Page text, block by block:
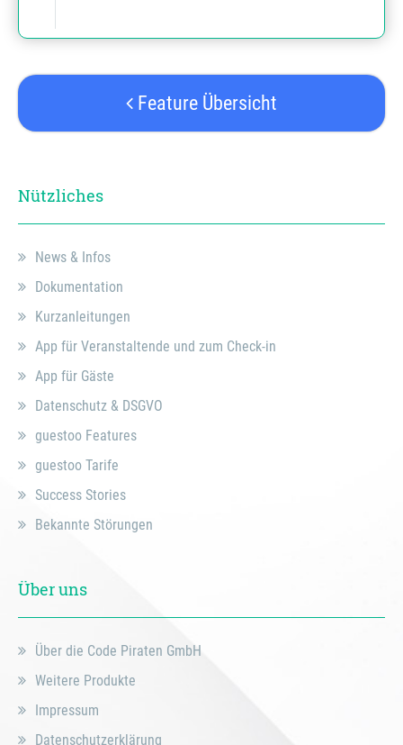
Feature Übersicht
Nützliches
News & Infos
Dokumentation
Kurzanleitungen
App für Veranstaltende und zum Check-in
App für Gäste
Datenschutz & DSGVO
guestoo Features
guestoo Tarife
Success Stories
Bekannte Störungen
Über uns
Über die Code Piraten GmbH
Weitere Produkte
Impressum
Datenschutzerklärung